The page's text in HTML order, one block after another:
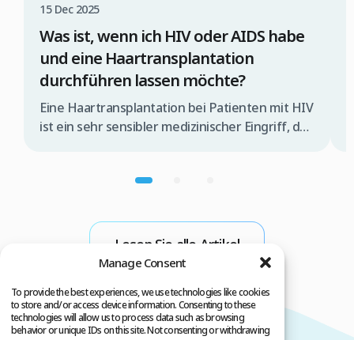
Manage Consent
To provide the best experiences, we use technologies like cookies
to store and/or access device information. Consenting to these
technologies will allow us to process data such as browsing
behavior or unique IDs on this site. Not consenting or withdrawing
15 Dec 2025
Was ist, wenn ich HIV oder AIDS habe
und eine Haartransplantation
durchführen lassen möchte?
Eine Haartransplantation bei Patienten mit HIV
ist ein sehr sensibler medizinischer Eingriff, der
Bedingungen durchgeführt werden darf.
während der Operation übertragen wird. Wenn
Sie daher eine Haartransplantation mit der
FUE-Methode in der Türkei in Erwägung ziehen,
Lesen Sie alle Artikel